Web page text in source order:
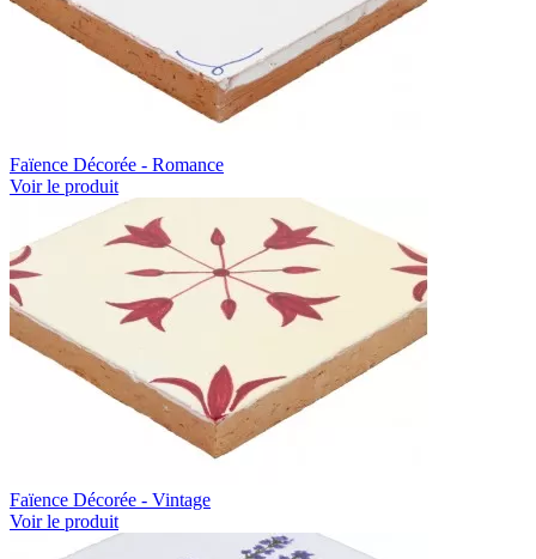
Faïence Décorée - Romance
Voir le produit
Faïence Décorée - Vintage
Voir le produit